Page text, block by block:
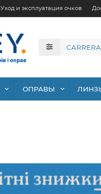
Уход и эксплуатация очков
ОПРАВЫ